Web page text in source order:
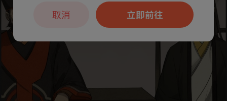
立即前往
取消